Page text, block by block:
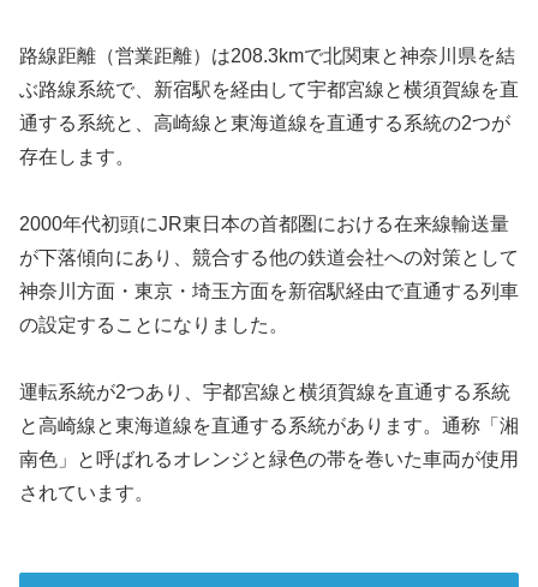
路線距離（営業距離）は208.3kmで北関東と神奈川県を結
ぶ路線系統で、新宿駅を経由して宇都宮線と横須賀線を直
通する系統と、高崎線と東海道線を直通する系統の2つが
存在します。
2000年代初頭にJR東日本の首都圏における在来線輸送量
が下落傾向にあり、競合する他の鉄道会社への対策として
神奈川方面・東京・埼玉方面を新宿駅経由で直通する列車
の設定することになりました。
運転系統が2つあり、宇都宮線と横須賀線を直通する系統
と高崎線と東海道線を直通する系統があります。通称「湘
南色」と呼ばれるオレンジと緑色の帯を巻いた車両が使用
されています。